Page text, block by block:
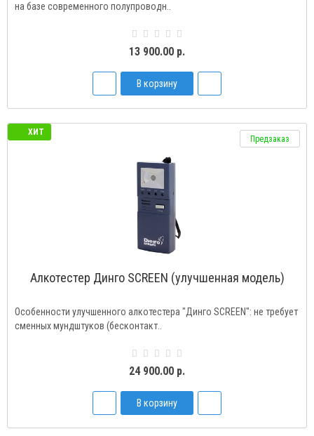
на базе современного полупроводн..
13 900.00 р.
В корзину
ХИТ
Предзаказ
Алкотестер Динго SCREEN (улучшенная модель)
Особенности улучшенного алкотестера "Динго SCREEN": не требует
сменных мундштуков (бесконтакт..
24 900.00 р.
В корзину